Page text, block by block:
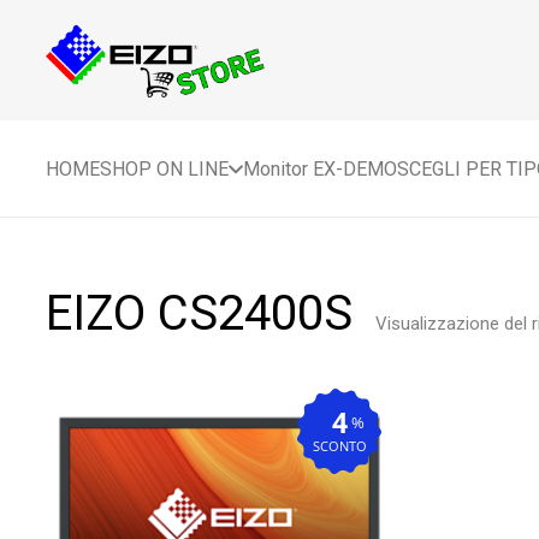
HOMESHOP ON LINE Monitor EX-DEMOSCEGLI PER
EIZO CS2400S Visualizzazione del
%
SCONTO
4